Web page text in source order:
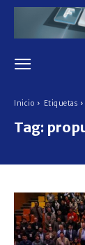
Inicio Etiquetas
Tag: